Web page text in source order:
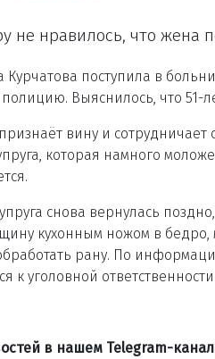
не нравилось, что жена
Курчатова поступила в
Выяснилось, что
вину и сотрудничает
которая намного
снова вернулась
кухонным ножом в бедро,
рану. По
к уголовной ответственности.
в нашем Telegram-